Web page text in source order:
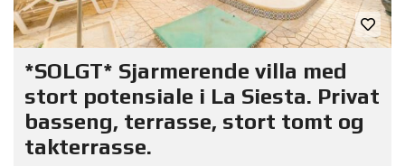
*SOLGT* Sjarmerende villa med
stort potensiale i La Siesta. Privat
basseng, terrasse, stort tomt og
takterrasse.